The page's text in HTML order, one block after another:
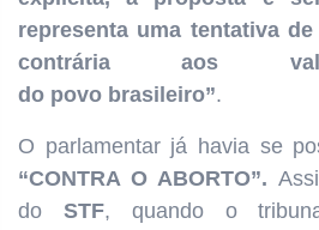
representa uma tentativa
contrária aos
do povo brasileiro”.
O parlamentar já havia se
“CONTRA O ABORTO”.
do STF, quando o